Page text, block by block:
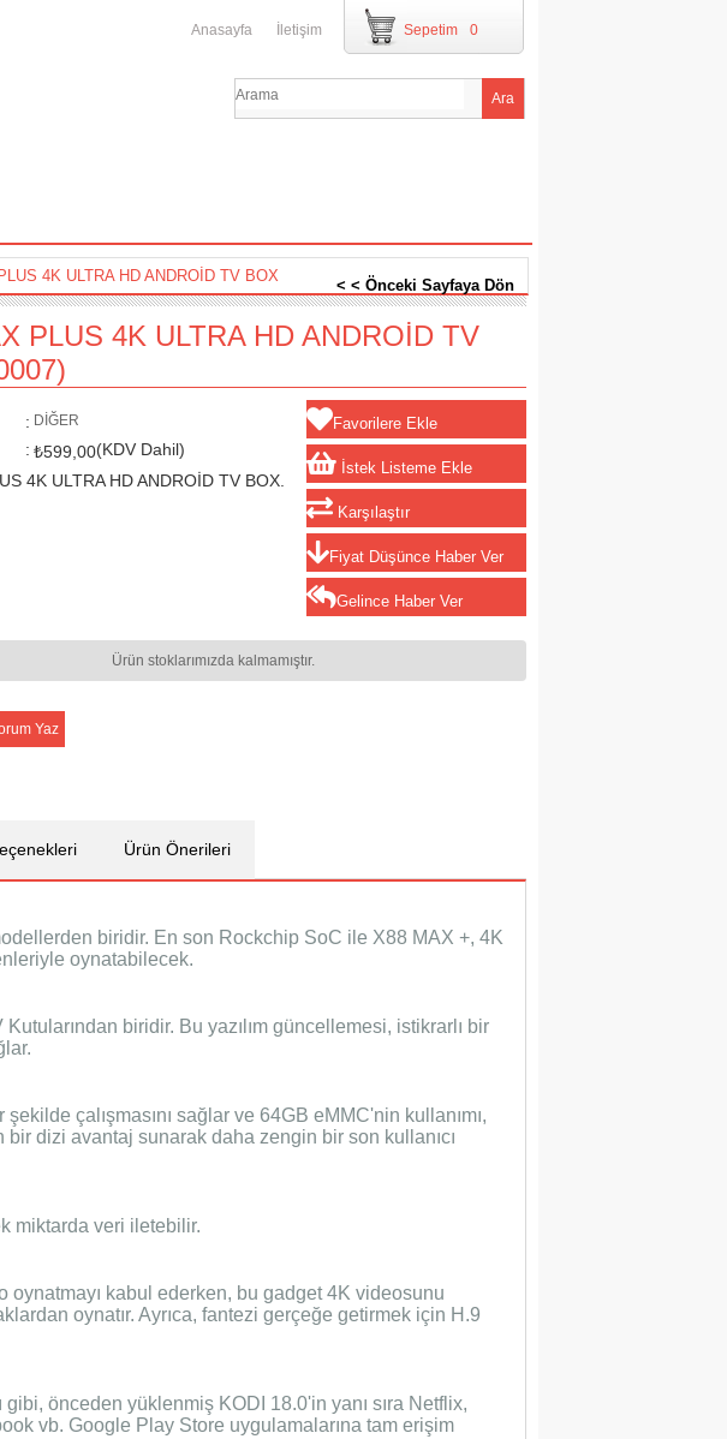
Anasayfa İletişim Sepetim 0
4K ULTRA HD ANDROİD TV BOX
< < Önceki Sayfaya Dön
PLUS 4K ULTRA HD ANDROİD TV
: DİĞER
: ₺599,00(KDV Dahil)
4K ULTRA HD ANDROİD TV BOX.
Favorilere Ekle
İstek Listeme Ekle
Karşılaştır
Fiyat Düşünce Haber Ver
Gelince Haber Ver
Ürün stoklarımızda kalmamıştır.
Yaz
Ürün Önerileri
biridir. En son Rockchip SoC ile X88 MAX +, 4K
oynatabilecek.
biridir. Bu yazılım güncellemesi, istikrarlı bir
çalışmasını sağlar ve 64GB eMMC'nin kullanımı,
dizi avantaj sunarak daha zengin bir son kullanıcı
miktarda veri iletebilir.
kabul ederken, bu gadget 4K videosunu
oynatır. Ayrıca, fantezi gerçeğe getirmek için H.9
gibi, önceden yüklenmiş KODI 18.0'in yanı sıra Netflix,
vb. Google Play Store uygulamalarına tam erişim